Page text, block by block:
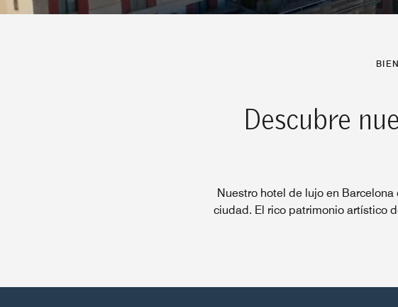
Descubre
Nuestro hotel de lujo en
ciudad. El rico patrimonio artístico